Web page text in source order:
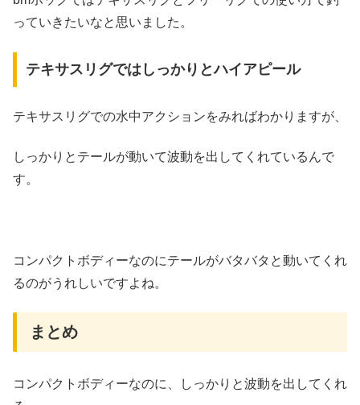
っていきたいなと思いました。
テキサスリグではしっかりとハイアピール
テキサスリグでの水中アクションをみればわかりますが、
しっかりとテールが動いて波動を出してくれているんで
す。
コンパクトボディーなのにテールがバタバタと動いてくれ
るのがうれしいですよね。
まとめ
コンパクトボディーなのに、しっかりと波動を出してくれ